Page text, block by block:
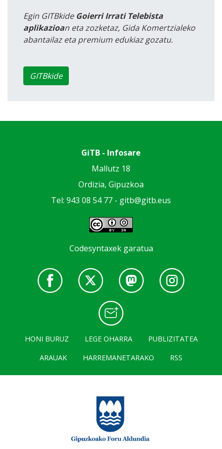
Egin GITBkide Goierri Irrati Telebista
aplikazioan eta zozketaz, Gida Komertzialeko
abantailaz eta premium edukiaz gozatu.
GITBkide
GiTB - Infosare
Mallutz 18
Ordizia, Gipuzkoa
Tel: 943 08 54 77 - gitb@gitb.eus
Codesyntaxek garatua
HONI BURUZ LEGE OHARRA
PUBLIZITATEA
ARAUAK
HARREMANETARAKO RSS